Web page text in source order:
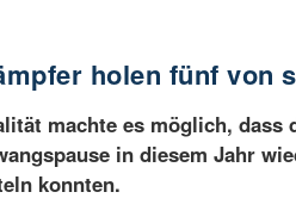
holen fünf von
machte es möglich, dass
in diesem Jahr
konnten.